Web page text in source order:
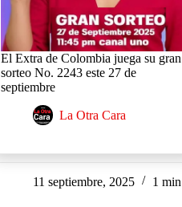
El Extra de Colombia juega su gran
sorteo No. 2243 este 27 de
septiembre
La Otra Cara
11 septiembre, 2025 1 min